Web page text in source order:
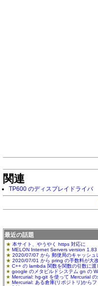
関連
TP600 のディスプレイドライバ
最近の話題
本サイト、やうやく https 対応に
MELON Internet Servers version 1.83
2020/07/07 から 郵便局のキャッシュ
2020/07/01 から pring の手数料が大
C++ の lambda 関数を関数の引数に渡
google のメタビルドシステム gn の
Mercurial: hg-git を使って Mercurial
Mercurial: ある倉庫(リポジトリ)から